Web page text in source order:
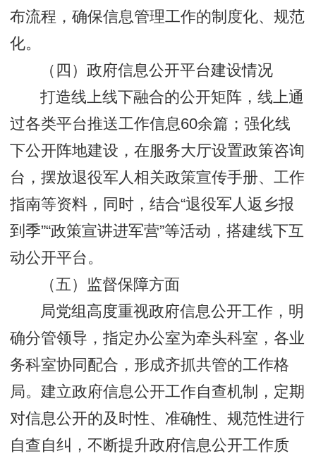
布流程，确保信息管理工作的制度化、规范
化。
（四）政府信息公开平台建设情况
打造线上线下融合的公开矩阵，线上通
过各类平台推送工作信息60余篇；强化线
下公开阵地建设，在服务大厅设置政策咨询
台，摆放退役军人相关政策宣传手册、工作
指南等资料，同时，结合“退役军人返乡报
到季”“政策宣讲进军营”等活动，搭建线下互
动公开平台。
（五）监督保障方面
局党组高度重视政府信息公开工作，明
确分管领导，指定办公室为牵头科室，各业
务科室协同配合，形成齐抓共管的工作格
局。建立政府信息公开工作自查机制，定期
对信息公开的及时性、准确性、规范性进行
自查自纠，不断提升政府信息公开工作质